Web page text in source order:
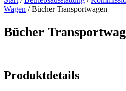
Wagen / Bücher Transportwagen
Bücher
Produktdetails